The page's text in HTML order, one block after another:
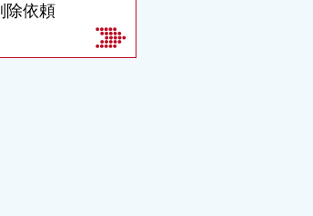
除依頼